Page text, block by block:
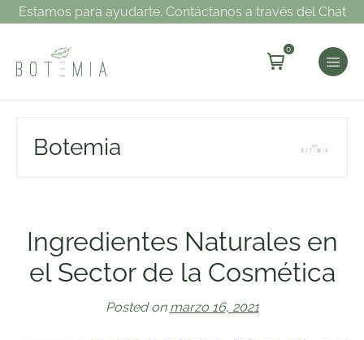
Estamos para ayudarte. Contáctanos a través del Chat
0
Botemia
Ingredientes Naturales en
el Sector de la Cosmética
Posted on marzo 16, 2021